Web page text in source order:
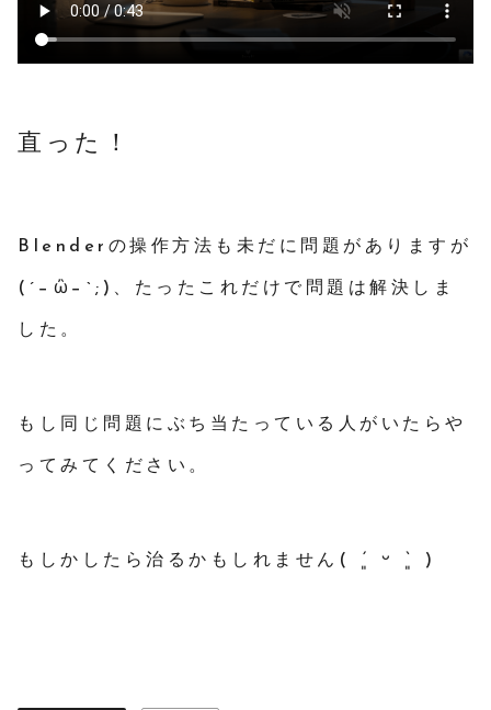
直った！
Blenderの操作方法も未だに問題がありますが
(´−ὢ−`;)、たったこれだけで問題は解決しま
した。
もし同じ問題にぶち当たっている人がいたらや
ってみてください。
もしかしたら治るかもしれません( ´͈ ᵕ `͈ )